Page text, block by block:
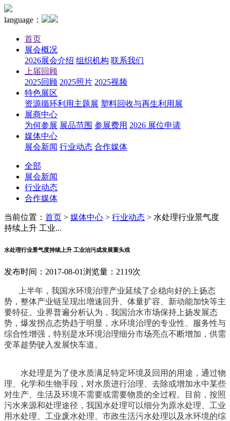
language：
首页
展会概况
2026展会介绍 组织机构 联系我们
上届回顾
2025回顾 2025照片 2025视频
特色展区
资源循环利用主题展 塑料回收与再生利用展
展商中心
为何参展 展品范围 参展费用 2026 展位申请
媒体中心
展会新闻 行业动态 合作媒体
全部
展会新闻
行业动态
合作媒体
当前位置： 首页 > 媒体中心 > 行业动态 > 水处理行业景气度
持续上升 工业...
水处理行业景气度持续上升 工业治污成发展重头戏
发布时间：2017-08-01浏览量：2119次
上半年，我国水环境治理产业延续了企稳向好的上扬态
势，整体产业链呈现出增速回升、体量扩容、新动能加快等主
要特征。业界普遍分析认为，我国治水市场保持上扬发展态
势，爆发拐点态势趋于明显，水环境治理的专业性、服务性与
综合性增强，特别是水环境治理细分市场亮点不断增加，供需
变革趁势驶入发展快车道。
水处理是为了使水质满足特定环境及回用的用途，通过物
理、化学和生物手段，对水质进行治理、去除或增加水中某些
对生产、生活及环境不需要或需要物质的全过程。目前，按照
污水来源和处理途径，我国水处理可以细分为原水处理、工业
用水处理、工业废水处理、市政生活污水处理以及水环境的综